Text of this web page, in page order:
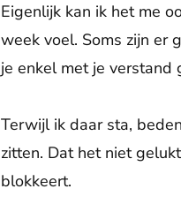
Eigenlijk kan ik het me
week voel. Soms zijn er
je enkel met je verstand
Terwijl ik daar sta,
zitten. Dat het niet
blokkeert.